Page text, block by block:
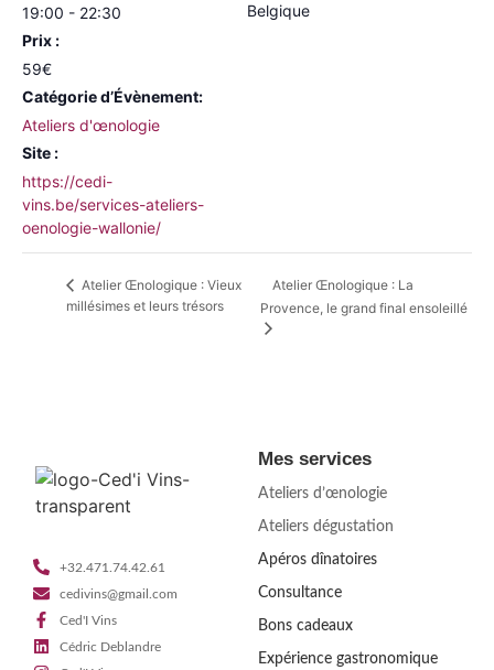
19:00 - 22:30
Prix :
59€
Catégorie d’Évènement:
Ateliers d'œnologie
Site :
https://cedi-
vins.be/services-ateliers-
oenologie-wallonie/
Belgique
Atelier Œnologique : Vieux
millésimes et leurs trésors
Atelier Œnologique : La
Provence, le grand final ensoleillé
+32.471.74.42.61
cedivins@gmail.com
Ced'I Vins
Cédric Deblandre
Mes services
Ateliers d’œnologie
Ateliers dégustation
Apéros dînatoires
Consultance
Bons cadeaux
Expérience gastronomique